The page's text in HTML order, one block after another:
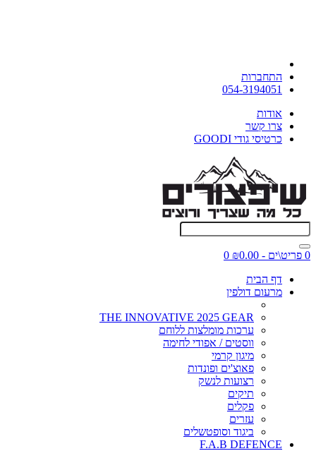
התחברות
054-3194051
אודות
צרו קשר
כרטיסי גודי GOODI
0 פריט\ים - ₪0.00
0
דף הבית
מרעום דולפין
THE INNOVATIVE 2025 GEAR
ערכות מומלצות ללוחם
ווסטים / אפודי לחימה
מיגון קרמי
פאוצ'ים ופונדות
רצועות לנשק
תיקים
פקלים
עזרים
ביגוד וסופטשלים
F.A.B DEFENCE